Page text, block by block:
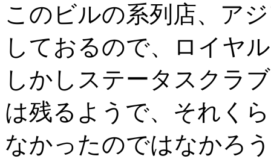
このビルの系列店、ア
しておるので、ロイヤ
しかしステータスクラ
は残るようで、それく
なかったのではなかろ